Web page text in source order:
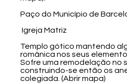
Paço do Município de
Igreja Matriz
Templo gótico mantendo
românica nos seus
Sofre uma remodelação no
construindo-se então os
colegiada. (Abrir mapa)